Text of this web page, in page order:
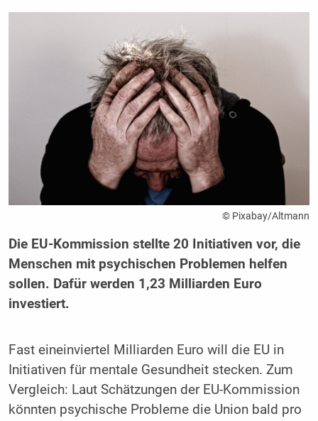
© Pixabay/Altmann
Die EU-Kommission stellte 20 Initiativen vor, die
Menschen mit psychischen Problemen helfen
sollen. Dafür werden 1,23 Milliarden Euro
investiert.
Fast eineinviertel Milliarden Euro will die EU in
Initiativen für mentale Gesundheit stecken. Zum
Vergleich: Laut Schätzungen der EU-Kommission
könnten psychische Probleme die Union bald pro